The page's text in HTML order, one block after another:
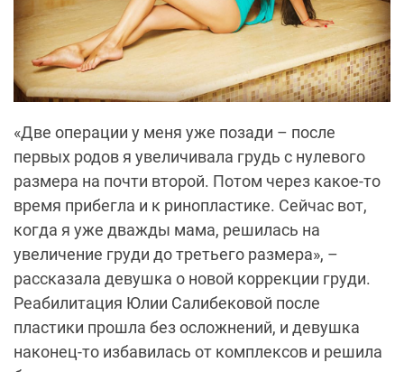
«Две операции у меня уже позади – после
первых родов я увеличивала грудь с нулевого
размера на почти второй. Потом через какое-то
время прибегла и к ринопластике. Сейчас вот,
когда я уже дважды мама, решилась на
увеличение груди до третьего размера», –
рассказала девушка о новой коррекции груди.
Реабилитация Юлии Салибековой после
пластики прошла без осложнений, и девушка
наконец-то избавилась от комплексов и решила